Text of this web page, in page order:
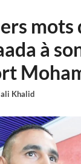
mots
à
Khalid